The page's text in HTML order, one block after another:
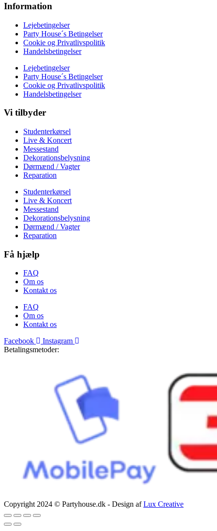
Information
Lejebetingelser
Party House´s Betingelser
Cookie og Privatlivspolitik
Handelsbetingelser
Lejebetingelser
Party House´s Betingelser
Cookie og Privatlivspolitik
Handelsbetingelser
Vi tilbyder
Studenterkørsel
Live & Koncert
Messestand
Dekorationsbelysning
Dørmænd / Vagter
Reparation
Studenterkørsel
Live & Koncert
Messestand
Dekorationsbelysning
Dørmænd / Vagter
Reparation
Få hjælp
FAQ
Om os
Kontakt os
FAQ
Om os
Kontakt os
Facebook
Instagram
Betalingsmetoder:
Copyright 2024 © Partyhouse.dk - Design afLux Creative